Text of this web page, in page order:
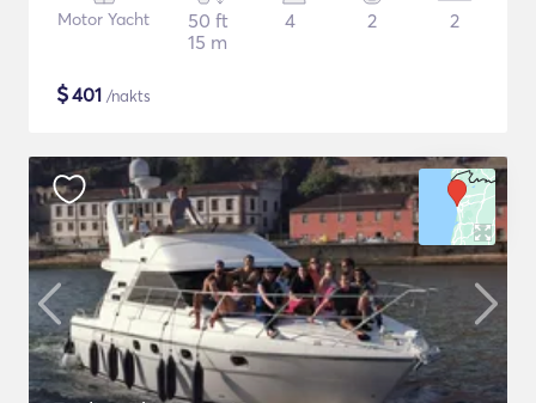
Motor Yacht
50 ft
15 m
4 2 2
$401 /nakts